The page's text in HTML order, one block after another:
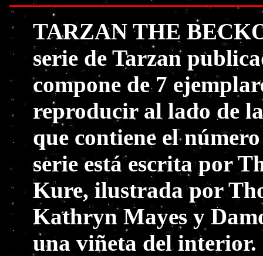
TARZAN THE
serie de Tarzan
compone de 7
reproducir al lado de
que contiene el
serie está escrita por
Kure, ilustrada por
Kathryn Mayes y
una viñeta del interior.